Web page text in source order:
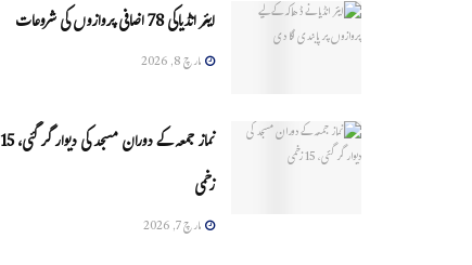
ایئر انڈیاکی 78 اضافی پروازوں کی شروعات
مارچ 8, 2026
نماز جمعہ کے دوران مسجد کی دیوار گر گئی، 15
زخمی
مارچ 7, 2026